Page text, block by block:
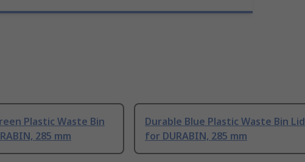
Plastic Waste Bin
285 mm
Durable Blue Plastic Waste Bin Lid
for DURABIN, 285 mm